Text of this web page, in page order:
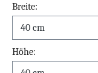
Breite:
Höhe: